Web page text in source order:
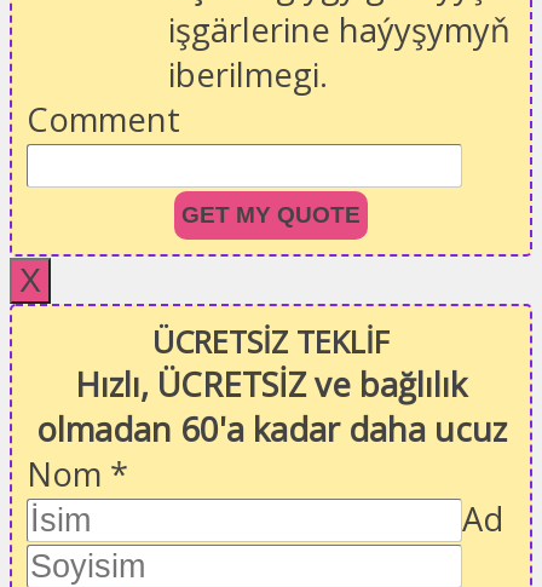
işgärlerine haýyşymyň
iberilmegi.
Comment
GET MY QUOTE
X
ÜCRETSİZ TEKLİF
Hızlı, ÜCRETSİZ ve bağlılık
olmadan 60'a kadar daha ucuz
Nom *
Ad